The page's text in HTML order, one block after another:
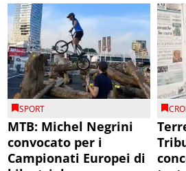
SPORT
MTB: Michel Negrini
convocato per i
Campionati Europei di